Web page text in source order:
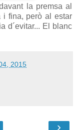
la premsa al
i fina, però al estar
d´evitar... El blanc
2015
›